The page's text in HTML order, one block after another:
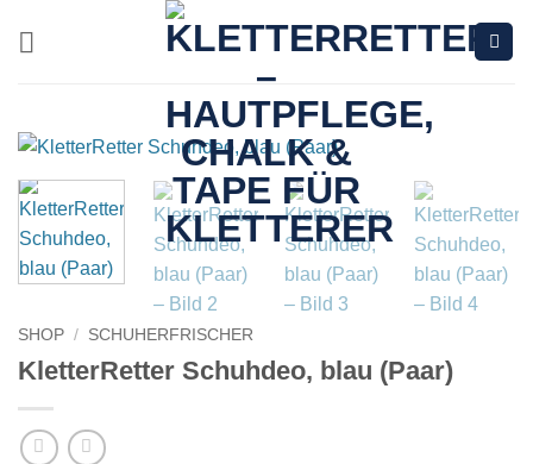
SHOP / SCHUHERFRISCHER
KletterRetter Schuhdeo, blau (Paar)